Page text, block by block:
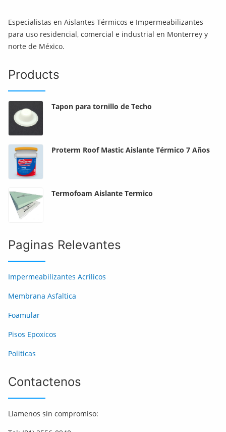
Especialistas en Aislantes Térmicos e Impermeabilizantes
para uso residencial, comercial e industrial en Monterrey y
norte de México.
Products
Tapon para tornillo de Techo
Proterm Roof Mastic Aislante Térmico 7 Años
Termofoam Aislante Termico
Paginas Relevantes
Impermeabilizantes Acrilicos
Membrana Asfaltica
Foamular
Pisos Epoxicos
Politicas
Contactenos
Llamenos sin compromiso: